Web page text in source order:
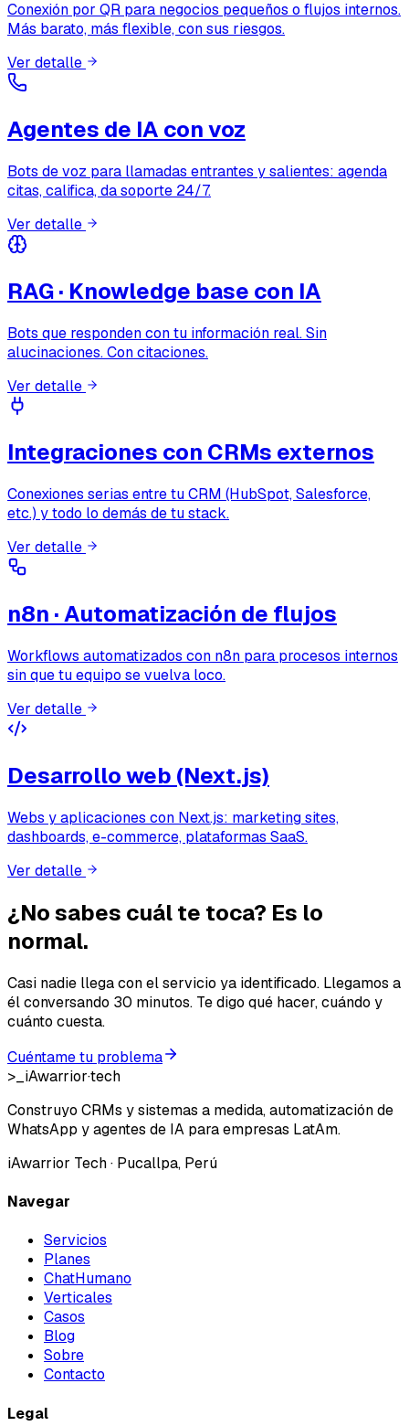
Conexión por QR para negocios pequeños o flujos internos.
Más barato, más flexible, con sus riesgos.
Ver detalle
Agentes de IA con voz
Bots de voz para llamadas entrantes y salientes: agenda
citas, califica, da soporte 24/7.
Ver detalle
RAG · Knowledge base con IA
Bots que responden con tu información real. Sin
alucinaciones. Con citaciones.
Ver detalle
Integraciones con CRMs externos
Conexiones serias entre tu CRM (HubSpot, Salesforce,
etc.) y todo lo demás de tu stack.
Ver detalle
n8n · Automatización de flujos
Workflows automatizados con n8n para procesos internos
sin que tu equipo se vuelva loco.
Ver detalle
Desarrollo web (Next.js)
Webs y aplicaciones con Next.js: marketing sites,
dashboards, e-commerce, plataformas SaaS.
Ver detalle
¿No sabes cuál te toca? Es lo
normal.
Casi nadie llega con el servicio ya identificado. Llegamos a
él conversando 30 minutos. Te digo qué hacer, cuándo y
cuánto cuesta.
Cuéntame tu problema
>_ iAwarrior·tech
Construyo CRMs y sistemas a medida, automatización de
WhatsApp y agentes de IA para empresas LatAm.
iAwarrior Tech· Pucallpa, Perú
Navegar
Servicios
Planes
ChatHumano
Verticales
Casos
Blog
Sobre
Contacto
Legal